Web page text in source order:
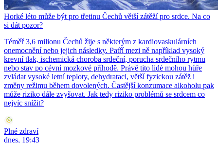
Horké léto může být pro třetinu Čechů větší zátěží pro srdce. Na co
si dát pozor?
Téměř 3,6 milionu Čechů žije s některým z kardiovaskulárních
onemocnění nebo jejich následky. Patří mezi ně například vysoký
krevní tlak, ischemická choroba srdeční, porucha srdečního rytmu
nebo stav po cévní mozkové příhodě. Právě tito lidé mohou hůře
zvládat vysoké letní teploty, dehydrataci, větší fyzickou zátěž i
změny režimu během dovolených. Častější konzumace alkoholu pak
může riziko dále zvyšovat. Jak tedy riziko problémů se srdcem co
nejvíc snížit?
Plné zdraví
dnes, 19:43